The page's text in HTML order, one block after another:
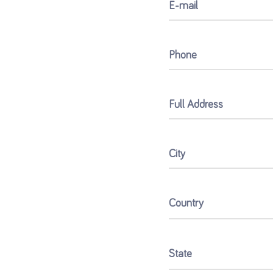
E-mail
Phone
Full Address
City
Country
State